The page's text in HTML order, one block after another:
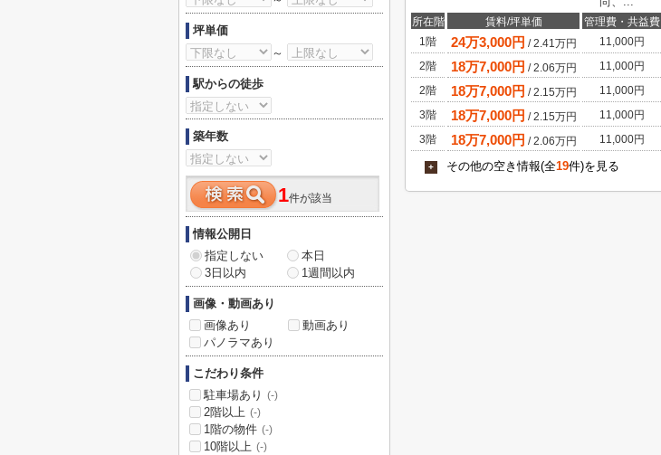
所在階 賃料/坪単価 管理費・共益費
1階
24万3,000円 /2.41万円 11,000円
2階
18万7,000円 /2.06万円 11,000円
2階
18万7,000円 /2.15万円 11,000円
3階
18万7,000円 /2.15万円 11,000円
3階
18万7,000円 /2.06万円 11,000円
+ その他の空き情報(全19件)を見る
坪単価
～
駅からの徒歩
築年数
1件が該当
情報公開日
指定しない
本日
3日以内
1週間以内
画像・動画あり
画像あり
動画あり
パノラマあり
こだわり条件
駐車場あり
(-)
2階以上 (-)
1階の物件 (-)
10階以上 (-)